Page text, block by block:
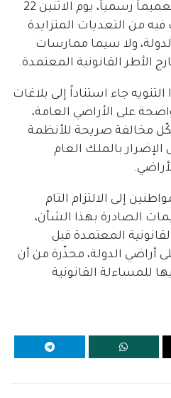
أصدرت محافظة دير الزور تعميماً رسمياً، يوم الاثنين 22
من التعديات المتزايدة
ولا سيما ممارسات
الأطر القانونية المعتمدة.
جاء استناداً إلى بلاغات
على الأراضي العامة،
مخالفة صريحة للأنظمة
الإضرار بالملك العام
إلى الالتزام التام
الصادرة بهذا الشأن،
المعتمدة قبل
أراضي الدولة، محذّرة من أن
للمساءلة القانونية